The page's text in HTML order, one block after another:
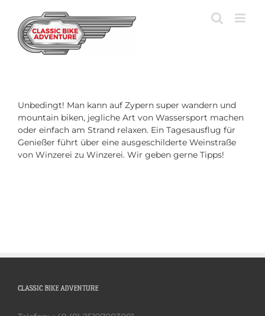
springen
Unbedingt! Man kann auf Zypern super wandern und
mountain biken, jegliche Art von Wassersport machen
oder einfach am Strand relaxen. Ein Tagesausflug für
Genießer führt über eine ausgeschilderte Weinstraße
von Winzerei zu Winzerei. Wir geben gerne Tipps!
CLASSIC BIKE ADVENTURE